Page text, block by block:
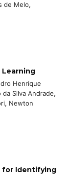
de Melo,
Henrique
da Silva Andrade,
Newton
for Identifying